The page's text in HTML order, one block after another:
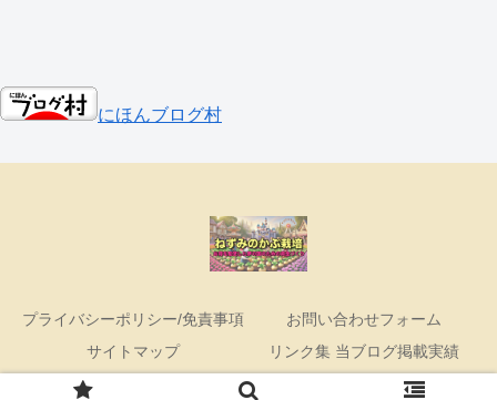
にほんブログ村
プライバシーポリシー/免責事項
お問い合わせフォーム
サイトマップ
リンク集 当ブログ掲載実績
Copyright © 2023-2026 ねずみのかぶ栽培 All Rights Reserved.